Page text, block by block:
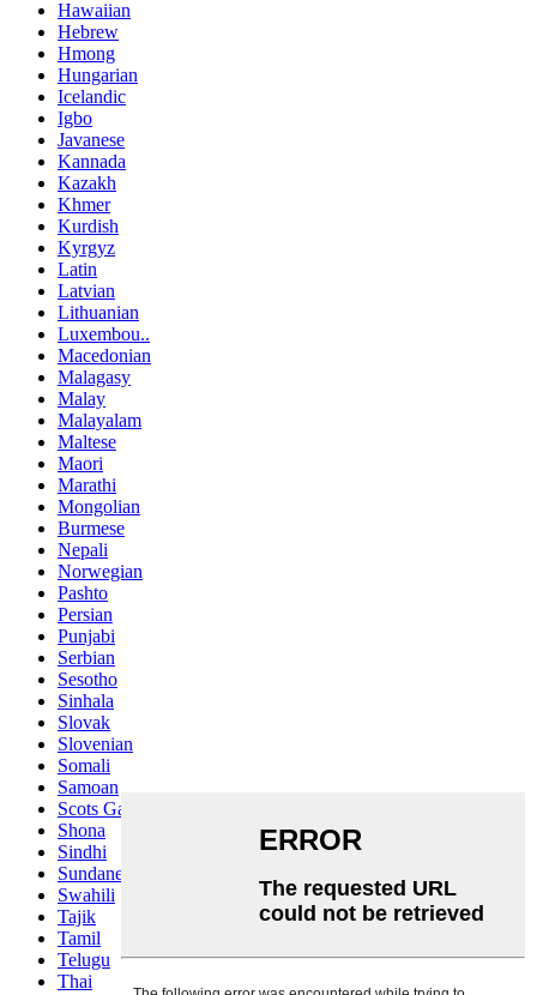
Hawaiian
Hebrew
Hmong
Hungarian
Icelandic
Igbo
Javanese
Kannada
Kazakh
Khmer
Kurdish
Kyrgyz
Latin
Latvian
Lithuanian
Luxembou..
Macedonian
Malagasy
Malay
Malayalam
Maltese
Maori
Marathi
Mongolian
Burmese
Nepali
Norwegian
Pashto
Persian
Punjabi
Serbian
Sesotho
Sinhala
Slovak
Slovenian
Somali
Samoan
Scots Gaelic
Shona
Sindhi
Sundanese
Swahili
Tajik
Tamil
Telugu
Thai